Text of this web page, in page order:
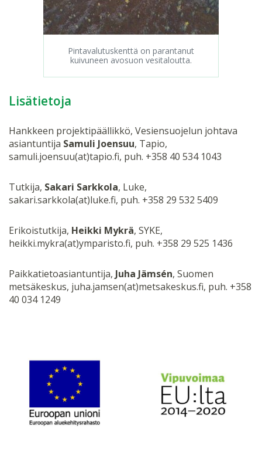
Pintavalutuskenttä on parantanut
kuivuneen avosuon vesitaloutta.
Lisätietoja
Hankkeen projektipäällikkö, Vesiensuojelun johtava
asiantuntija Samuli Joensuu, Tapio,
samuli.joensuu(at)tapio.fi, puh. +358 40 534 1043
Tutkija, Sakari Sarkkola, Luke,
sakari.sarkkola(at)luke.fi, puh. +358 29 532 5409
Erikoistutkija, Heikki Mykrä, SYKE,
heikki.mykra(at)ymparisto.fi, puh. +358 29 525 1436
Paikkatietoasiantuntija, Juha Jämsén, Suomen
metsäkeskus, juha.jamsen(at)metsakeskus.fi, puh. +358
40 034 1249